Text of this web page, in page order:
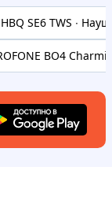
SE6 TWS ∙
BO4